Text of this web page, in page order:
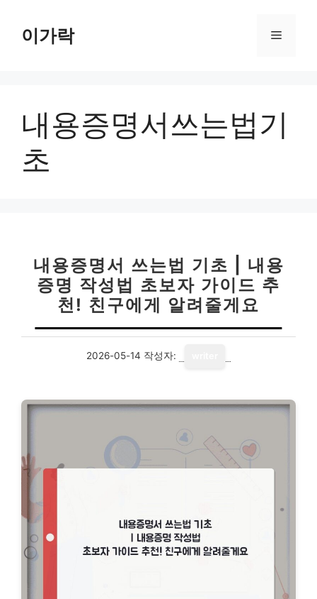
이가락 메
내용증명서쓰는법기
초
내용증명서 쓰는법 기초 | 내용
증명 작성법 초보자 가이드 추
천! 친구에게 알려줄게요
2026-05-14 작성자: